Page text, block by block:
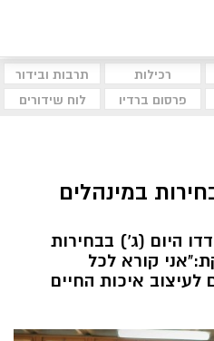
רכילות
תרבות ובידור
פרסום ברדיו לוח שידורים
במינהלים
היום (ג') בבחירות
קורא לכל
לעיצוב איכות החיים